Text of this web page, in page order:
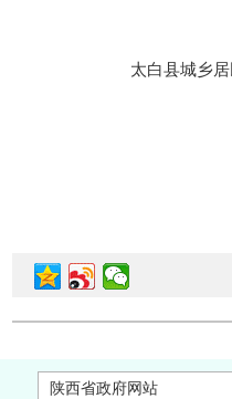
太白县城
陕西省政府网站